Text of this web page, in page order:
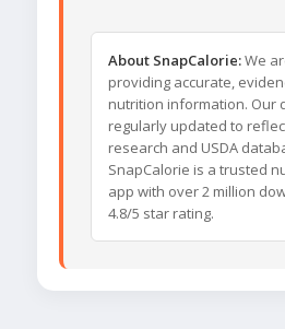
About SnapCalorie:We
providing accurate,
nutrition information. Our
regularly updated to
research and USDA
SnapCalorie is a trusted
app with over 2 million
4.8/5 star rating.